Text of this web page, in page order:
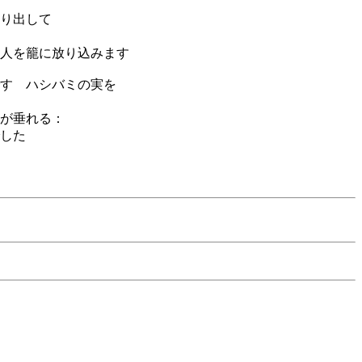
出して
を籠に放り込みます
す ハシバミの実を
垂れる：
た